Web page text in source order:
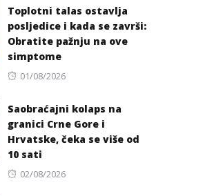
Toplotni talas ostavlja
posljedice i kada se završi:
Obratite pažnju na ove
simptome
Posted
01/08/2026
Saobraćajni kolaps na
granici Crne Gore i
Hrvatske, čeka se više od
10 sati
Posted
02/08/2026